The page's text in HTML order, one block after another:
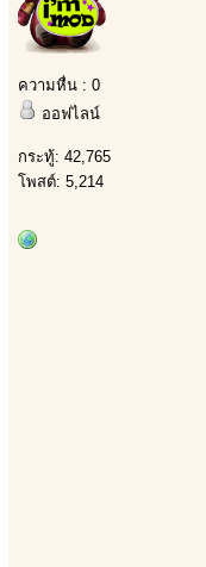
ความหื่น : 0
ออฟไลน์
กระทู้: 42,765
โพสต์: 5,214